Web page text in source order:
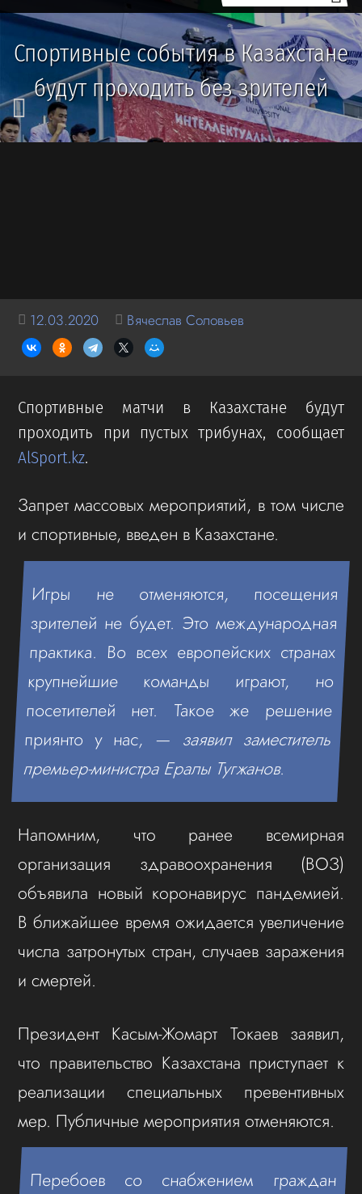
Спортивные события в Казахстане
будут проходить без зрителей
12.03.2020 Вячеслав Соловьев
Спортивные матчи в Казахстане будут
проходить при пустых трибунах, сообщает
AlSport.kz.
Запрет массовых мероприятий, в том числе
и спортивные, введен в Казахстане.
Игры не отменяются, посещения
зрителей не будет. Это международная
практика. Во всех европейских странах
крупнейшие команды играют, но
посетителей нет. Такое же решение
приянто у нас, — заявил заместитель
премьер-министра Ералы Тугжанов.
Напомним, что ранее всемирная
организация здравоохранения (ВОЗ)
объявила новый коронавирус пандемией.
В ближайшее время ожидается увеличение
числа затронутых стран, случаев заражения
и смертей.
Президент Касым-Жомарт Токаев заявил,
что правительство Казахстана приступает к
реализации специальных превентивных
мер. Публичные мероприятия отменяются.
Перебоев со снабжением граждан